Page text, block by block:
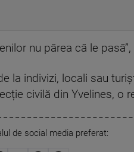
nu părea că le
la indivizi, locali sau
civilă din Yvelines, o
de social media preferat: